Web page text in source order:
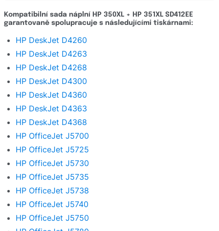
Detailní popis
Hodnocení e-shopu
Zeptat se
Kompatibilní sada náplní HP 350XL + HP 351XL SD412EE
garantovaně spolupracuje s následujícími tiskárnami:
HP DeskJet D4260
HP DeskJet D4263
HP DeskJet D4268
HP DeskJet D4300
HP DeskJet D4360
HP DeskJet D4363
HP DeskJet D4368
HP OfficeJet J5700
HP OfficeJet J5725
HP OfficeJet J5730
HP OfficeJet J5735
HP OfficeJet J5738
HP OfficeJet J5740
HP OfficeJet J5750